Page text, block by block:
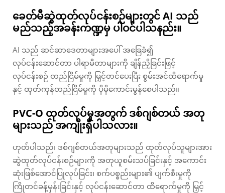
ခေတ်မီဆွဲထုတ်လုပ်ငန်းစဉ်များတွင် AI သည်
မည်သည့်အခန်းကဏ္ဍမှ ပါဝင်ပါသနည်း။
AI သည် ဆင်ဆာဒေတာများအပေါ် အခြေခံ၍
လုပ်ငန်းဆောင်တာ ပါရာမီတာများကို ချိန်ညှိခြင်းဖြင့်
လုပ်ငန်းစဉ် တည်ငြိမ်မှုကို မြှင့်တင်ပေးပြီး စွမ်းအင်ထိရောက်မှု
နှင့် ထုတ်ကုန်တည်ငြိမ်မှုကို ပိုမိုကောင်းမွန်စေပါသည်။
PVC-O ထုတ်လုပ်မှုအတွက် ဒစ်ဂျစ်တယ် အတု
များသည် အကျိုးရှိပါသလား။
ဟုတ်ပါသည်၊ ဒစ်ဂျစ်တယ်အတုများသည် ထုတ်လုပ်သူများအား
ဆွဲထုတ်လုပ်ငန်းစဉ်များကို အတုယူစမ်းသပ်ခြင်းနှင့် အကောင်း
ဆုံးဖြစ်အောင်ပြုလုပ်ခြင်း၊ စက်ပစ္စည်းများ၏ ပျက်စီးမှုကို
ကြိုတင်ခန့်မှန်းခြင်းနှင့် လုပ်ငန်းဆောင်တာ ထိရောက်မှုကို မြှင့်